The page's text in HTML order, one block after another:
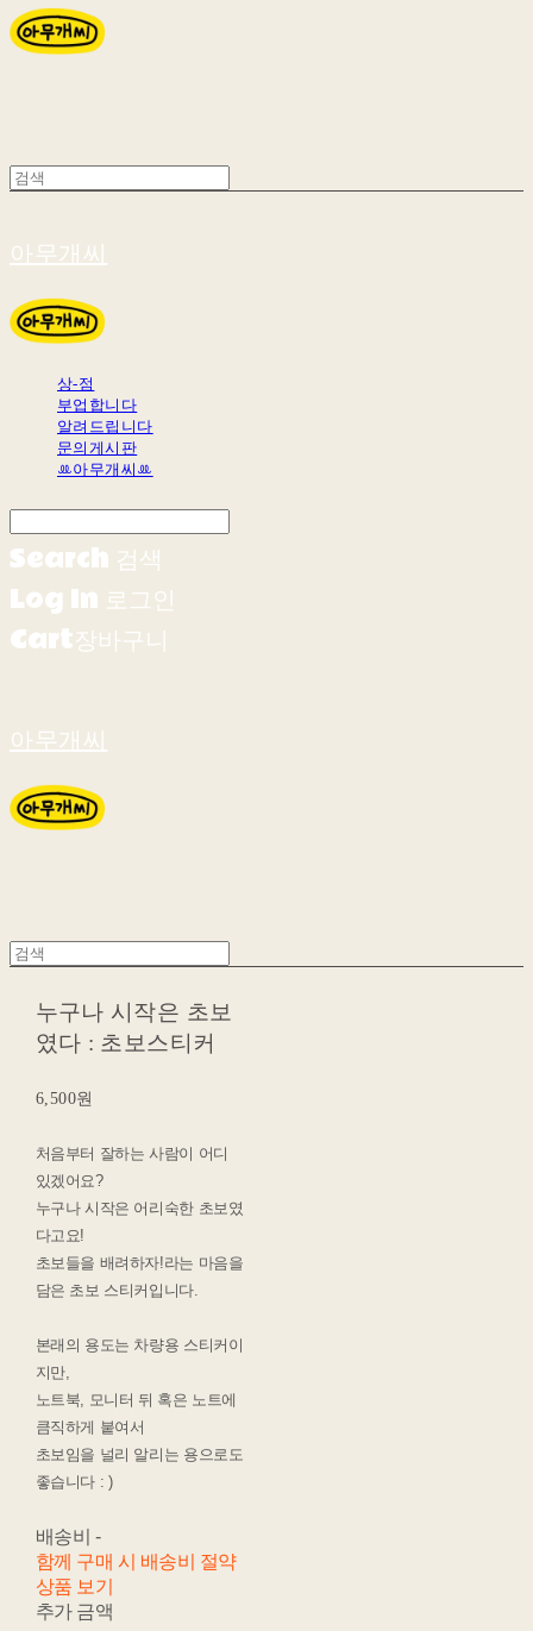
아무개씨
상-점
부업합니다
알려드립니다
문의게시판
ꔛ아무개씨ꔛ
Search 검색
Log In 로그인
Cart장바구니
아무개씨
누구나 시작은 초보
였다 : 초보스티커
6,500원
처음부터 잘하는 사람이 어디
있겠어요?
누구나 시작은 어리숙한 초보였
다고요!
초보들을 배려하자!라는 마음을
담은 초보 스티커입니다.
본래의 용도는 차량용 스티커이
지만,
노트북, 모니터 뒤 혹은 노트에
큼직하게 붙여서
초보임을 널리 알리는 용으로도
좋습니다 : )
배송비 -
함께 구매 시 배송비 절약
상품 보기
추가 금액